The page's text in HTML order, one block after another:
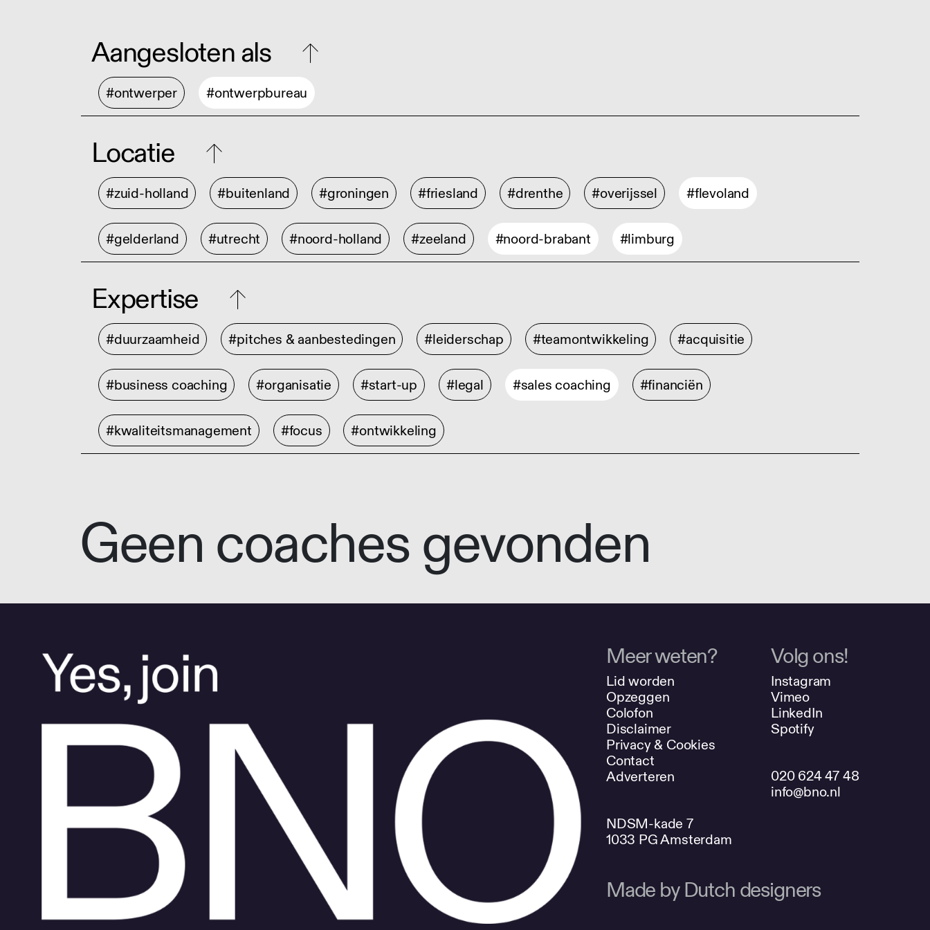
Aangesloten als
#ontwerper #ontwerpbureau
Locatie
#zuid-holland #buitenland #groningen #friesland #drenthe #overijssel #flevoland
#gelderland #utrecht #noord-holland #zeeland #noord-brabant #limburg
Expertise
#duurzaamheid #pitches & aanbestedingen #leiderschap #teamontwikkeling #acquisitie
#business coaching #organisatie #start-up #legal #sales coaching #financiën
#kwaliteitsmanagement #focus #ontwikkeling
Geen coaches gevonden
Meer weten?
Lid worden
Opzeggen
Colofon
Disclaimer
Privacy & Cookies
Contact
Adverteren
NDSM-kade 7
1033 PG Amsterdam
Volg ons!
Instagram
Vimeo
LinkedIn
Spotify
020 624 47 48
info@bno.nl
Made by Dutch designers